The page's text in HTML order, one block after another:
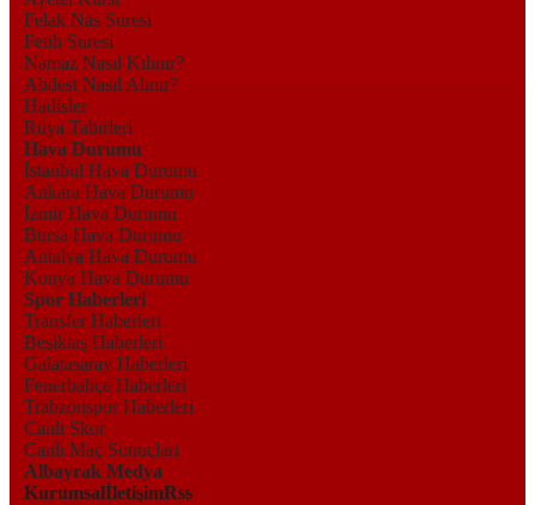
Felak Nas Suresi
Fetih Suresi
Namaz Nasıl Kılınır?
Abdest Nasıl Alınır?
Hadisler
Rüya Tabirleri
Hava Durumu
İstanbul Hava Durumu
Ankara Hava Durumu
İzmir Hava Durumu
Bursa Hava Durumu
Antalya Hava Durumu
Konya Hava Durumu
Spor Haberleri
Transfer Haberleri
Beşiktaş Haberleri
Galatasaray Haberleri
Fenerbahçe Haberleri
Trabzonspor Haberleri
Canlı Skor
Canlı Maç Sonuçları
Albayrak Medya
KurumsalİletişimRss